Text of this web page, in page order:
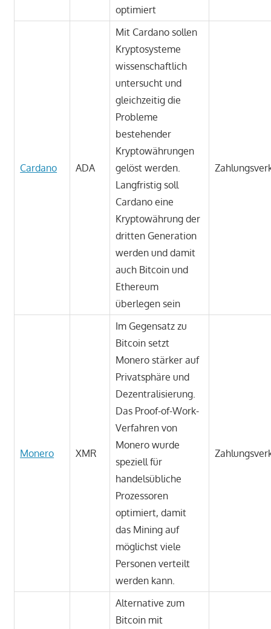
optimiert
Cardano ADA
Mit Cardano sollen
Kryptosysteme
wissenschaftlich
untersucht und
gleichzeitig die
Probleme
bestehender
Kryptowährungen
gelöst werden.
Langfristig soll
Cardano eine
Kryptowährung der
dritten Generation
werden und damit
auch Bitcoin und
Ethereum
überlegen sein
Monero XMR
Im Gegensatz zu
Bitcoin setzt
Monero stärker auf
Privatsphäre und
Dezentralisierung.
Das Proof-of-Work-
Verfahren von
Monero wurde
speziell für
handelsübliche
Prozessoren
optimiert, damit
das Mining auf
möglichst viele
Personen verteilt
werden kann.
Alternative zum
Bitcoin mit